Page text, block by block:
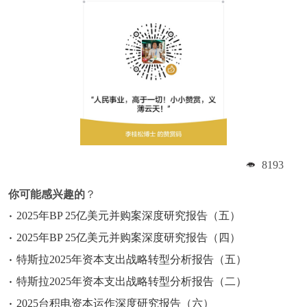
8193
你可能感兴趣的 ？
2025年BP 25亿美元并购案深度研究报告（五）
2025年BP 25亿美元并购案深度研究报告（四）
特斯拉2025年资本支出战略转型分析报告（五）
特斯拉2025年资本支出战略转型分析报告（二）
2025台积电资本运作深度研究报告（六）